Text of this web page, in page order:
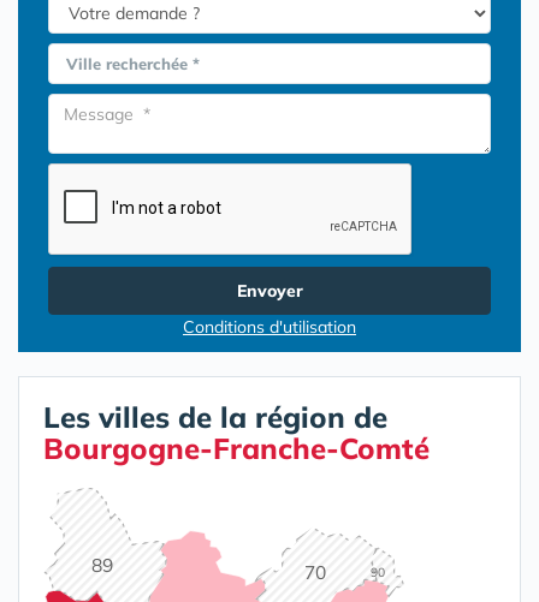
Ville recherchée *
Envoyer
Conditions d'utilisation
Les villes de la région de
Bourgogne-Franche-Comté
70
89 90